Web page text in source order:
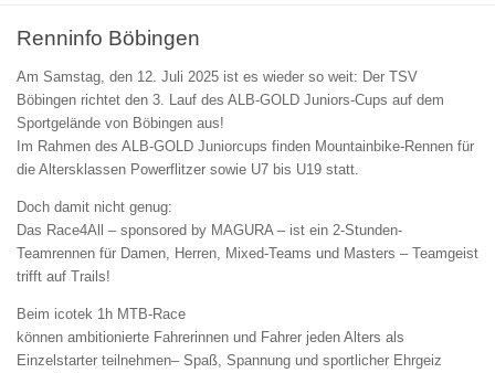
Renninfo Böbingen
Am Samstag, den 12. Juli 2025 ist es wieder so weit: Der TSV
Böbingen richtet den 3. Lauf des ALB-GOLD Juniors-Cups auf dem
Sportgelände von Böbingen aus!
Im Rahmen des ALB-GOLD Juniorcups finden Mountainbike-Rennen für
die Altersklassen Powerflitzer sowie U7 bis U19 statt.
Doch damit nicht genug:
Das Race4All – sponsored by MAGURA – ist ein 2-Stunden-
Teamrennen für Damen, Herren, Mixed-Teams und Masters – Teamgeist
trifft auf Trails!
Beim icotek 1h MTB-Race
können ambitionierte Fahrerinnen und Fahrer jeden Alters als
Einzelstarter teilnehmen– Spaß, Spannung und sportlicher Ehrgeiz